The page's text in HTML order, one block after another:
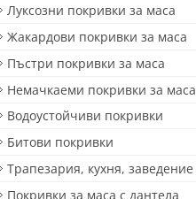
Луксозни покривки за маса
Жакардови покривки за маса
Пъстри покривки за маса
Немачкаеми покривки за маса
Водоустойчиви покривки
Битови покривки
Трапезария, кухня, заведение
Покривки за маса с дантела